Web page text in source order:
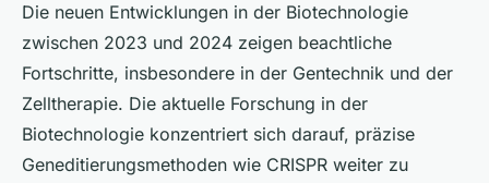
Die neuen Entwicklungen in der Biotechnologie
zwischen 2023 und 2024 zeigen beachtliche
Fortschritte, insbesondere in der Gentechnik und der
Zelltherapie. Die aktuelle Forschung in der
Biotechnologie konzentriert sich darauf, präzise
Geneditierungsmethoden wie CRISPR weiter zu